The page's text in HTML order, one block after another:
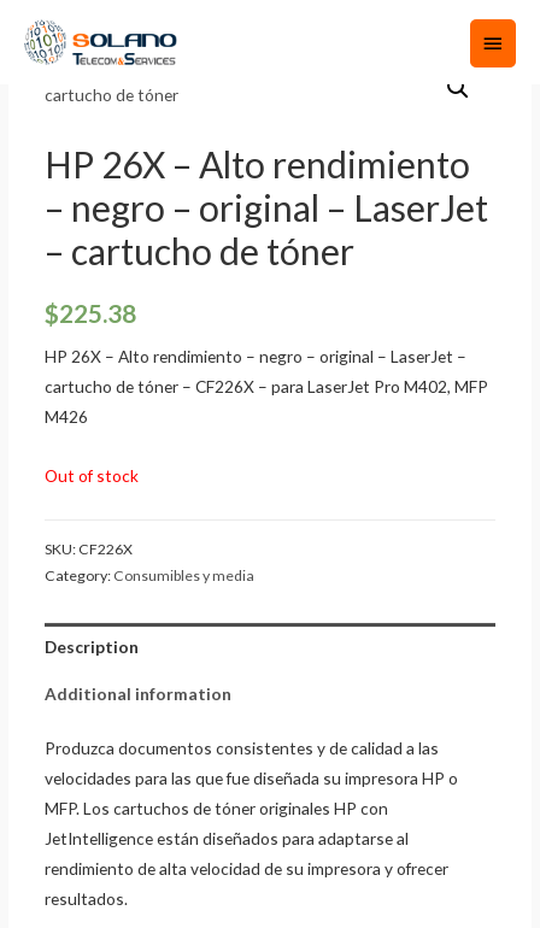
HP 26X – Alto rendimiento
– negro – original – LaserJet
– cartucho de tóner
$225.38
HP 26X – Alto rendimiento – negro – original – LaserJet –
cartucho de tóner – CF226X – para LaserJet Pro M402, MFP
M426
Out of stock
SKU: CF226X
Category: Consumibles y media
Description
Additional information
Produzca documentos consistentes y de calidad a las
velocidades para las que fue diseñada su impresora HP o
MFP. Los cartuchos de tóner originales HP con
JetIntelligence están diseñados para adaptarse al
rendimiento de alta velocidad de su impresora y ofrecer
resultados.